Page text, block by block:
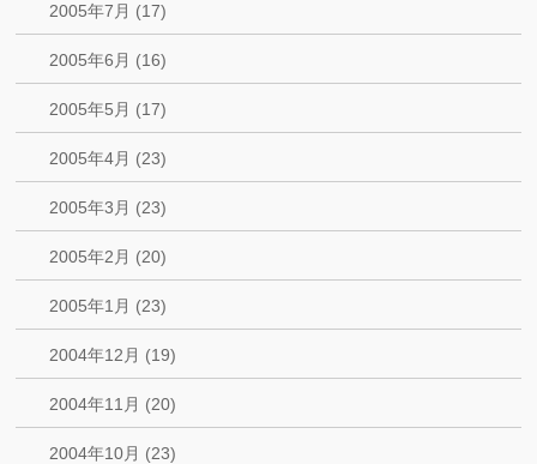
2005年7月 (17)
2005年6月 (16)
2005年5月 (17)
2005年4月 (23)
2005年3月 (23)
2005年2月 (20)
2005年1月 (23)
2004年12月 (19)
2004年11月 (20)
2004年10月 (23)